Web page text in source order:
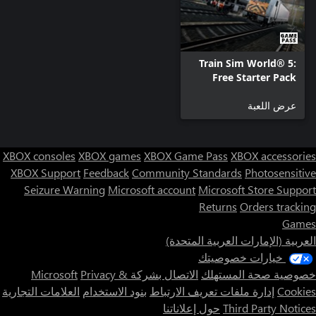
Train Sim World® 5:
Free Starter Pack
عرض اللعبة
XBOX consoles XBOX games XBOX Game Pass XBOX accessories
XBOX Support FeedbackCommunity Standards Photosensitive
Seizure Warning Microsoft account Microsoft Store Support
Returns Orders tracking
Games
العربية (الإمارات العربية المتحدة)
خيارات خصوصيتك
خصوصية صحة المستهلك الاتصال بشركة Microsoft Privacy &
Cookies إدارة ملفات تعريف الارتباط بنود الاستخدام العلامات التجارية
Third Party Notices حول إعلاناتنا